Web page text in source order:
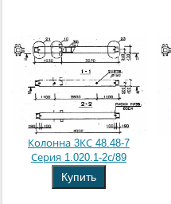
Колонна 3КС 48.48-7
Серия 1.020.1-2с/89
Купить